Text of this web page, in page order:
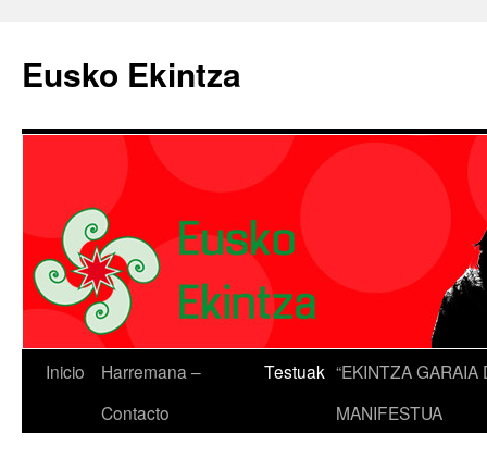
Eusko Ekintza
Inicio
Harremana –
Contacto
Testuak “EKINTZA GARAIA
MANIFESTUA